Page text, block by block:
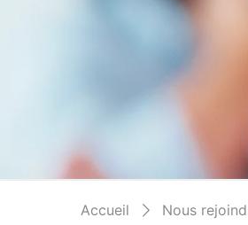
Accueil Nous